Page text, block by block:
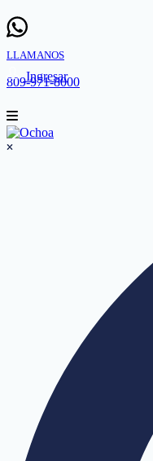
LLAMANOS
809-971-8000
Ingresar